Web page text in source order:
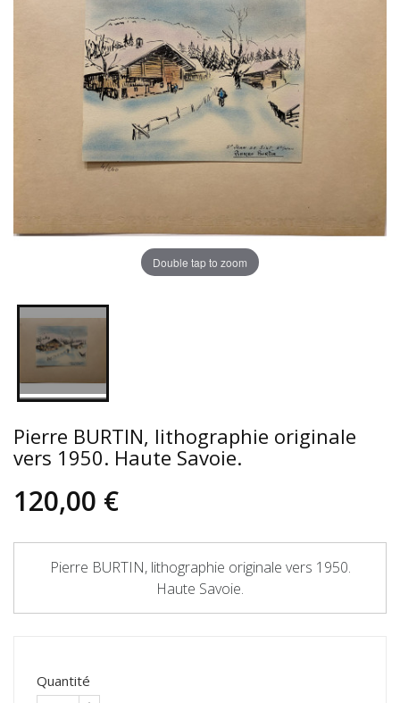
Double tap to zoom
Pierre BURTIN, lithographie originale
vers 1950. Haute Savoie.
120,00 €
Pierre BURTIN, lithographie originale vers 1950.
Haute Savoie.
Quantité